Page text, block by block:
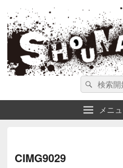
ガンスミス 庄松屋
庄松屋は様々なガンスミスを 製作途中や動
検
索
対
象:
検
索
メニ
CIMG9029